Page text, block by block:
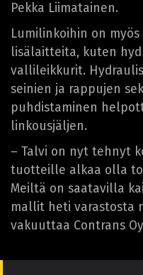
Pekka Liimatainen.
Lumilinkoihin on
lisälaitteita, kuten
vallileikkurit.
seinien ja rappujen
puhdistaminen
linkousjäljen.
– Talvi on nyt tehnyt
tuotteille alkaa olla
Meiltä on saatavilla
mallit heti varastosta
vakuuttaa Contrans